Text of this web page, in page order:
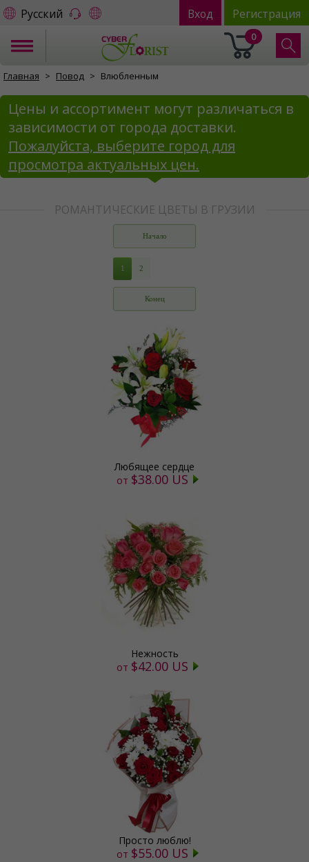
Русский Вход Регистрация
0
Главная Повод Влюбленным
Цены и ассортимент могут различаться в
зависимости от города доставки.
Пожалуйста, выберите город для
просмотра актуальных цен.
РОМАНТИЧЕСКИЕ ЦВЕТЫ В ГРУЗИИ
Начало
1 2
Конец
Любящее сердце
от $38.00 US
Нежность
от $42.00 US
Просто люблю!
от $55.00 US